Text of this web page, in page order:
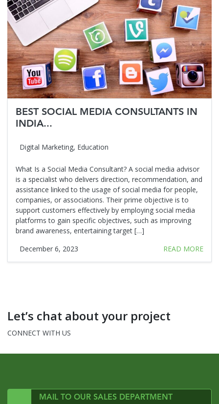
BEST SOCIAL MEDIA CONSULTANTS IN
INDIA...
Digital Marketing, Education
What Is a Social Media Consultant? A social media advisor
is a specialist who delivers direction, recommendation, and
assistance linked to the usage of social media for people,
companies, or associations. Their prime objective is to
support customers effectively by employing social media
platforms to gain specific objectives, such as improving
brand awareness, entertaining target […]
December 6, 2023
READ MORE
Let’s chat about your project
CONNECT WITH US
MAIL TO OUR SALES DEPARTMENT